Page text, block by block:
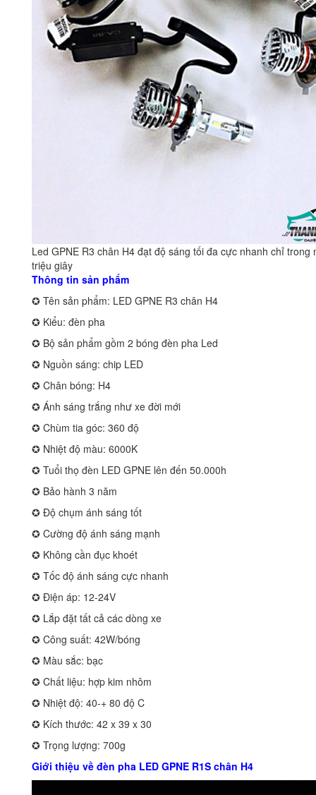
Led GPNE R3 chân H4 đạt độ sáng tối đa cực nhanh chỉ trong
triệu giây
Thông tin sản phẩm
✪ Tên sản phẩm: LED GPNE R3 chân H4
✪ Kiểu: đèn pha
✪ Bộ sản phẩm gồm 2 bóng đèn pha Led
✪ Nguồn sáng: chip LED
✪ Chân bóng: H4
✪ Ánh sáng trắng như xe đời mới
✪ Chùm tia góc: 360 độ
✪ Nhiệt độ màu: 6000K
✪ Tuổi thọ đèn LED GPNE lên đến 50.000h
✪ Bảo hành 3 năm
✪ Độ chụm ánh sáng tốt
✪ Cường độ ánh sáng mạnh
✪ Không cần đục khoét
✪ Tốc độ ánh sáng cực nhanh
✪ Điện áp: 12-24V
✪ Lắp đặt tất cả các dòng xe
✪ Công suất: 42W/bóng
✪ Màu sắc: bạc
✪ Chất liệu: hợp kim nhôm
✪ Nhiệt độ: 40-+ 80 độ C
✪ Kích thước: 42 x 39 x 30
✪ Trọng lượng: 700g
Giới thiệu về đèn pha LED GPNE R1S chân H4